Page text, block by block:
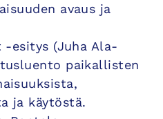
avaus ja
esitys (Juha Ala-
paikallisten
ja käytöstä.